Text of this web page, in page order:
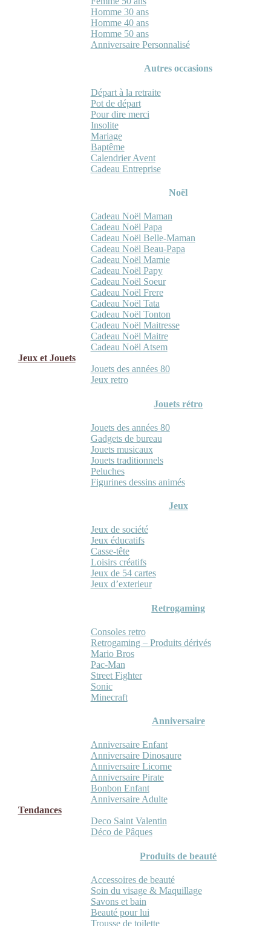
Homme 30 ans
Homme 40 ans
Homme 50 ans
Anniversaire Personnalisé
Autres occasions
Départ à la retraite
Pot de départ
Pour dire merci
Insolite
Mariage
Baptême
Calendrier Avent
Cadeau Entreprise
Noël
Cadeau Noël Maman
Cadeau Noël Papa
Cadeau Noël Belle-Maman
Cadeau Noël Beau-Papa
Cadeau Noël Mamie
Cadeau Noël Papy
Cadeau Noël Soeur
Cadeau Noël Frere
Cadeau Noël Tata
Cadeau Noël Tonton
Cadeau Noël Maitresse
Cadeau Noël Maitre
Cadeau Noël Atsem
Jeux et Jouets
Jouets des années 80
Jeux retro
Jouets rétro
Jouets des années 80
Gadgets de bureau
Jouets musicaux
Jouets traditionnels
Peluches
Figurines dessins animés
Jeux
Jeux de société
Jeux éducatifs
Casse-tête
Loisirs créatifs
Jeux de 54 cartes
Jeux d’exterieur
Retrogaming
Consoles retro
Retrogaming – Produits dérivés
Mario Bros
Pac-Man
Street Fighter
Sonic
Minecraft
Anniversaire
Anniversaire Enfant
Anniversaire Dinosaure
Anniversaire Licorne
Anniversaire Pirate
Bonbon Enfant
Anniversaire Adulte
Tendances
Deco Saint Valentin
Déco de Pâques
Produits de beauté
Accessoires de beauté
Soin du visage & Maquillage
Savons et bain
Beauté pour lui
Trousse de toilette